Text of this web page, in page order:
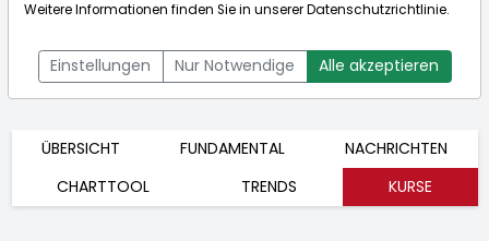
DE000A3E00M1]
Aktienkurse
Bid:32,180€Ask:32,260€
ÜBERSICHT FUNDAMENTAL
NACHRICHTEN
CHARTTOOL
TRENDS KURSE
Weitere Informationen finden Sie in unsererDatenschutzrichtlinie.
Einstellungen Nur Notwendige Alle akzeptieren